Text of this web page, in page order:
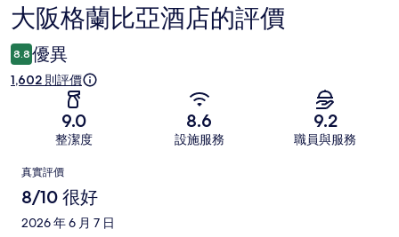
評
價
大阪格蘭比亞酒店的評價
8.8 優異
1,602 則評價
9.0
整潔度
8.6
設施服務
9.2
職員與服務
評
價
真實評價
8/10 很好
2026 年 6 月 7 日